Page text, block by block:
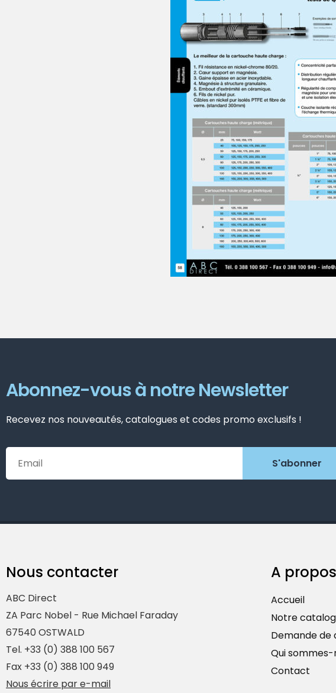
Abonnez-vous à notre Newsletter
Recevez nos nouveautés, catalogues et codes promo exclusifs !
Nous contacter
ABC Direct
ZA Parc Nobel - Rue Michael Faraday
67540 OSTWALD
Tel. +33 (0) 388 100 567
Fax +33 (0) 388 100 949
Nous écrire par e-mail
A propos
Accueil
Notre
Demande de
Qui sommes-
Contact